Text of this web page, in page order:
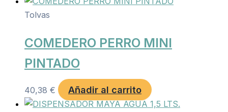
Tolvas
COMEDERO PERRO MINI
PINTADO
40,38 € Añadir al carrito